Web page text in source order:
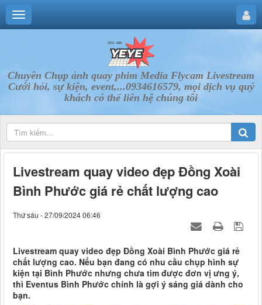
Chuyên Chụp ảnh quay phim Media Flycam Livestream
Cưới hỏi, sự kiện, event,...0934616579, mọi dịch vụ quý
khách có thể liên hệ chúng tôi
Livestream quay video đẹp Đồng Xoài
Bình Phước giá rẻ chất lượng cao
Thứ sáu - 27/09/2024 06:46
Livestream quay video đẹp Đồng Xoài Bình Phước giá rẻ
chất lượng cao. Nếu bạn đang có nhu cầu chụp hình sự
kiện tại Bình Phước nhưng chưa tìm được đơn vị ưng ý,
thì Eventus Bình Phước chính là gợi ý sáng giá dành cho
bạn.